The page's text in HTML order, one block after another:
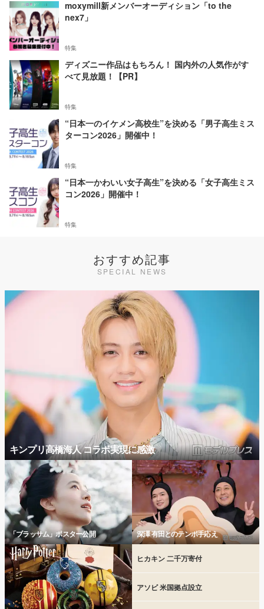
moxymill新メンバーオーディション「to the
nex7」
特集
ディズニー作品はもちろん！ 国内外の人気作がす
べて見放題！【PR】
特集
“日本一のイケメン高校生”を決める「男子高生ミス
ターコン2026」開催中！
特集
“日本一かわいい女子高生”を決める「女子高生ミス
コン2026」開催中！
特集
おすすめ記事
SPECIAL NEWS
キンプリ高橋海人 コラボ実現に感激
「ブラッサム」ポスター公開 深澤 有田とのテンポ手応え
ヒカキン 二千万寄付
アソビ 米国拠点設立